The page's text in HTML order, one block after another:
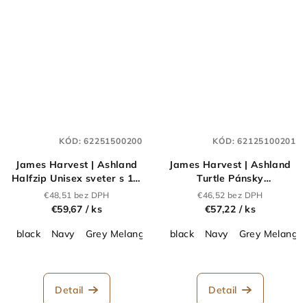
James Harvest | Ashland
Halfzip Unisex sveter s 1/4
zipsom_62.2515
€48,51 bez DPH
€59,67 / ks
black
Navy Grey Melange
Detail
KÓD:62251500200
James Harvest | Ashland
Turtle Pánsky
rolák_62.1251
€46,52 bez DPH
€57,22 / ks
black
Navy Grey Melange
Detail
KÓD:62125100201